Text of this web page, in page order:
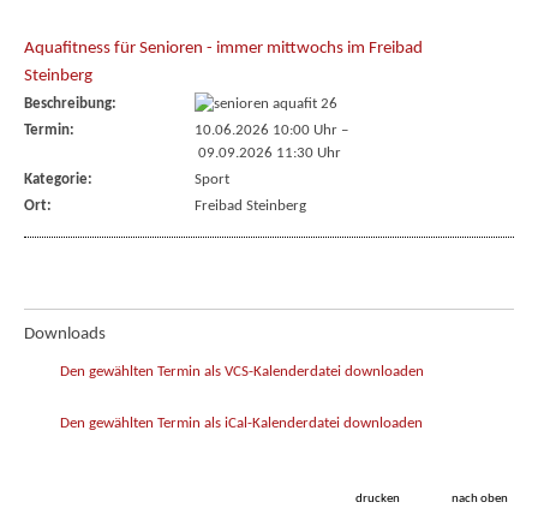
Aquafitness für Senioren - immer mittwochs im Freibad
Steinberg
Beschreibung:
Termin:
10.06.2026 10:00 Uhr–
09.09.2026 11:30 Uhr
Kategorie:
Sport
Ort:
Freibad Steinberg
Downloads
Den gewählten Termin als VCS-Kalenderdatei downloaden
Den gewählten Termin als iCal-Kalenderdatei downloaden
drucken nach oben